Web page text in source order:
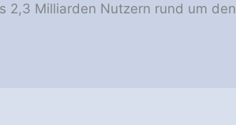
2,3 Milliarden Nutzern rund um den